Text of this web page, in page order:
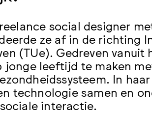
social designer
ze af in de richting
(TUe). Gedreven vanuit
jonge leeftijd te maken
In
technologie samen en
interactie.